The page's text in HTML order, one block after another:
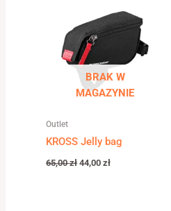
BRAK W
MAGAZYNIE
Outlet
KROSS Jelly bag
65,00zł
65,00 zł.
44,00zł
44,00 zł.